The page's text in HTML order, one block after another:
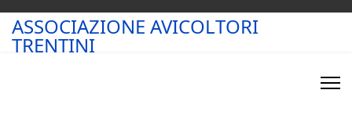
ASSOCIAZIONE AVICOLTORI
TRENTINI